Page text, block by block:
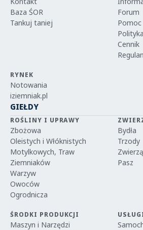
Baza ŚOR
Tankuj taniej
Forum
Pomoc
Cennik
RYNEK
Notowania
iziemniak.pl
GIEŁDY
ROŚLINY I UPRAWY
Zbożowa
Oleistych i Włóknistych
Motylkowych, Traw
Ziemniaków
Warzyw
Owoców
Ogrodnicza
Bydła
Trzody
Pasz
ŚRODKI PRODUKCJI
Maszyn i Narzędzi